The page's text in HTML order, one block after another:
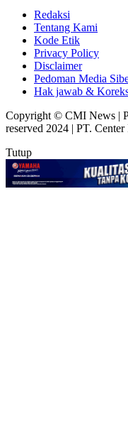
Redaksi
Tentang Kami
Kode Etik
Privacy Policy
Disclaimer
Pedoman Media
Hak jawab &
Copyright © CMI News |
reserved 2024 | PT.
Tutup